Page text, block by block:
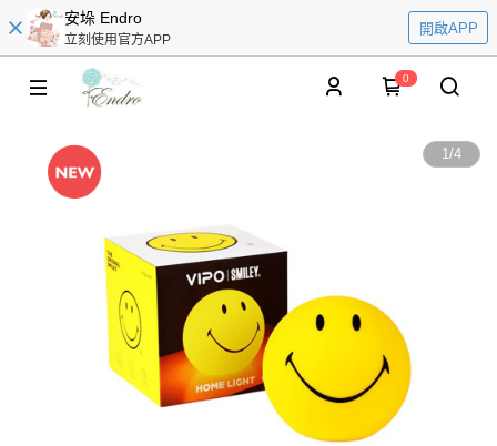
安垛 Endro
立刻使用官方APP
開啟APP
0
1/4